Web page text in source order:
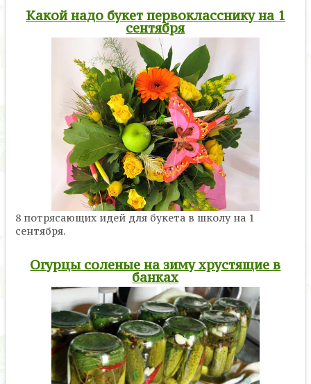
Какой надо букет первокласснику на 1
сентября
8 потрясающих идей для букета в школу на 1
сентября.
Огурцы соленые на зиму хрустящие в
банках